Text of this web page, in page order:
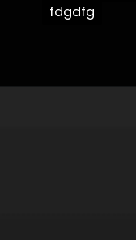
fdgdfg
fdgdfg